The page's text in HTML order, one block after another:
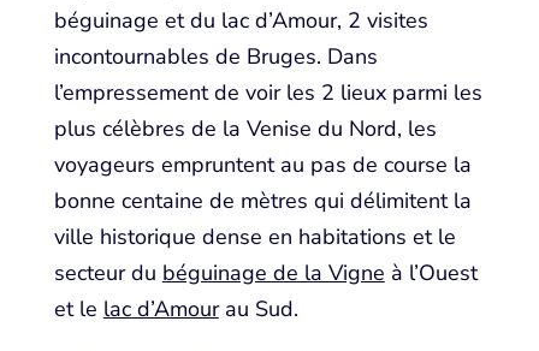
béguinage et du lac d’Amour, 2 visites
incontournables de Bruges. Dans
l’empressement de voir les 2 lieux parmi les
plus célèbres de la Venise du Nord, les
voyageurs empruntent au pas de course la
bonne centaine de mètres qui délimitent la
ville historique dense en habitations et le
secteur du béguinage de la Vigne à l’Ouest
et le lac d’Amourau Sud.